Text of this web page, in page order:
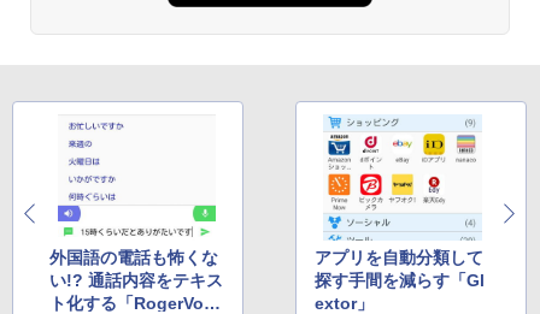
外国語の電話も怖くな
い!? 通話内容をテキス
ト化する「RogerVoic
アプリを自動分類して
探す手間を減らす「Gl
extor」